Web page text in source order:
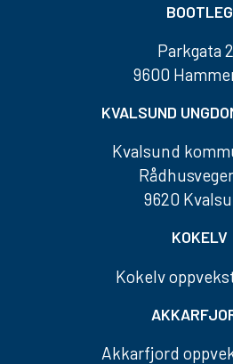
BOOTLEG
Parkgata
9600
KVALSUND
Kvalsund
9620
KOKELV
Kokelv
Akkarfjord